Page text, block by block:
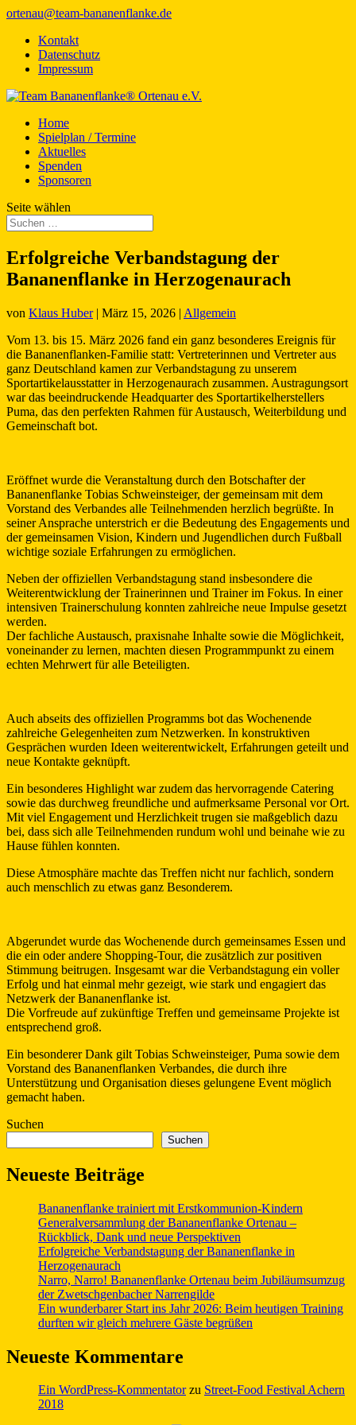
ortenau@team-bananenflanke.de
Kontakt
Datenschutz
Impressum
Home
Spielplan / Termine
Aktuelles
Spenden
Sponsoren
Seite wählen
Erfolgreiche Verbandstagung der
Bananenflanke in Herzogenaurach
von Klaus Huber| März 15, 2026 | Allgemein
Vom 13. bis 15. März 2026 fand ein ganz besonderes Ereignis für
die Bananenflanken-Familie statt: Vertreterinnen und Vertreter aus
ganz Deutschland kamen zur Verbandstagung zu unserem
Sportartikelausstatter in Herzogenaurach zusammen. Austragungsort
war das beeindruckende Headquarter des Sportartikelherstellers
Puma, das den perfekten Rahmen für Austausch, Weiterbildung und
Gemeinschaft bot.
Eröffnet wurde die Veranstaltung durch den Botschafter der
Bananenflanke Tobias Schweinsteiger, der gemeinsam mit dem
Vorstand des Verbandes alle Teilnehmenden herzlich begrüßte. In
seiner Ansprache unterstrich er die Bedeutung des Engagements und
der gemeinsamen Vision, Kindern und Jugendlichen durch Fußball
wichtige soziale Erfahrungen zu ermöglichen.
Neben der offiziellen Verbandstagung stand insbesondere die
Weiterentwicklung der Trainerinnen und Trainer im Fokus. In einer
intensiven Trainerschulung konnten zahlreiche neue Impulse gesetzt
werden.
Der fachliche Austausch, praxisnahe Inhalte sowie die Möglichkeit,
voneinander zu lernen, machten diesen Programmpunkt zu einem
echten Mehrwert für alle Beteiligten.
Auch abseits des offiziellen Programms bot das Wochenende
zahlreiche Gelegenheiten zum Netzwerken. In konstruktiven
Gesprächen wurden Ideen weiterentwickelt, Erfahrungen geteilt und
neue Kontakte geknüpft.
Ein besonderes Highlight war zudem das hervorragende Catering
sowie das durchweg freundliche und aufmerksame Personal vor Ort.
Mit viel Engagement und Herzlichkeit trugen sie maßgeblich dazu
bei, dass sich alle Teilnehmenden rundum wohl und beinahe wie zu
Hause fühlen konnten.
Diese Atmosphäre machte das Treffen nicht nur fachlich, sondern
auch menschlich zu etwas ganz Besonderem.
Abgerundet wurde das Wochenende durch gemeinsames Essen und
die ein oder andere Shopping-Tour, die zusätzlich zur positiven
Stimmung beitrugen. Insgesamt war die Verbandstagung ein voller
Erfolg und hat einmal mehr gezeigt, wie stark und engagiert das
Netzwerk der Bananenflanke ist.
Die Vorfreude auf zukünftige Treffen und gemeinsame Projekte ist
entsprechend groß.
Ein besonderer Dank gilt Tobias Schweinsteiger, Puma sowie dem
Vorstand des Bananenflanken Verbandes, die durch ihre
Unterstützung und Organisation dieses gelungene Event möglich
gemacht haben.
Suchen
Suchen
Neueste Beiträge
Bananenflanke trainiert mit Erstkommunion-Kindern
Generalversammlung der Bananenflanke Ortenau –
Rückblick, Dank und neue Perspektiven
Erfolgreiche Verbandstagung der Bananenflanke in
Herzogenaurach
Narro, Narro! Bananenflanke Ortenau beim Jubiläumsumzug
der Zwetschgenbacher Narrengilde
Ein wunderbarer Start ins Jahr 2026: Beim heutigen Training
durften wir gleich mehrere Gäste begrüßen
Neueste Kommentare
Ein WordPress-Kommentatorzu Street-Food Festival Achern
2018